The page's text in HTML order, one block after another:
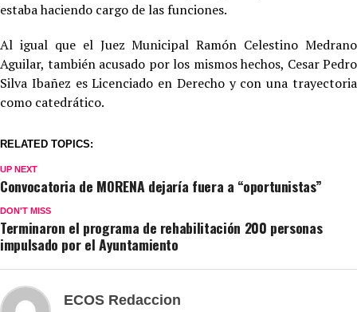
estaba haciendo cargo de las funciones.
Al igual que el Juez Municipal Ramón Celestino Medrano
Aguilar, también acusado por los mismos hechos, Cesar Pedro
Silva Ibañez es Licenciado en Derecho y con una trayectoria
como catedrático.
RELATED TOPICS:
UP NEXT
Convocatoria de MORENA dejaría fuera a “oportunistas”
DON'T MISS
Terminaron el programa de rehabilitación 200 personas
impulsado por el Ayuntamiento
ECOS Redaccion